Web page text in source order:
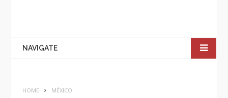
NAVIGATE
HOME MÉXICO